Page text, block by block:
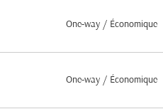
One-way / Économique
One-way / Économique